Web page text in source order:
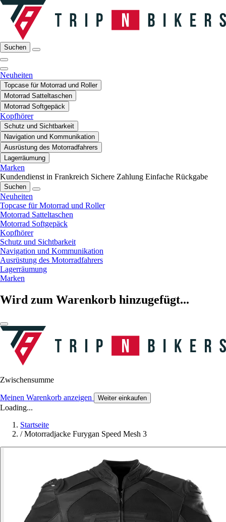
Suchen
Neuheiten
Topcase für Motorrad und Roller
Motorrad Satteltaschen
Motorrad Softgepäck
Kopfhörer
Schutz und Sichtbarkeit
Navigation und Kommunikation
Ausrüstung des Motorradfahrers
Lagerräumung
Marken
Kundendienst in Frankreich Sichere Zahlung Einfache Rückgabe
Suchen
Neuheiten
Topcase für Motorrad und Roller
Motorrad Satteltaschen
Motorrad Softgepäck
Kopfhörer
Schutz und Sichtbarkeit
Navigation und Kommunikation
Ausrüstung des Motorradfahrers
Lagerräumung
Marken
Wird zum Warenkorb hinzugefügt...
Zwischensumme
Meinen Warenkorb anzeigen Weiter einkaufen
Loading...
Startseite
/ Motorradjacke Furygan Speed Mesh 3